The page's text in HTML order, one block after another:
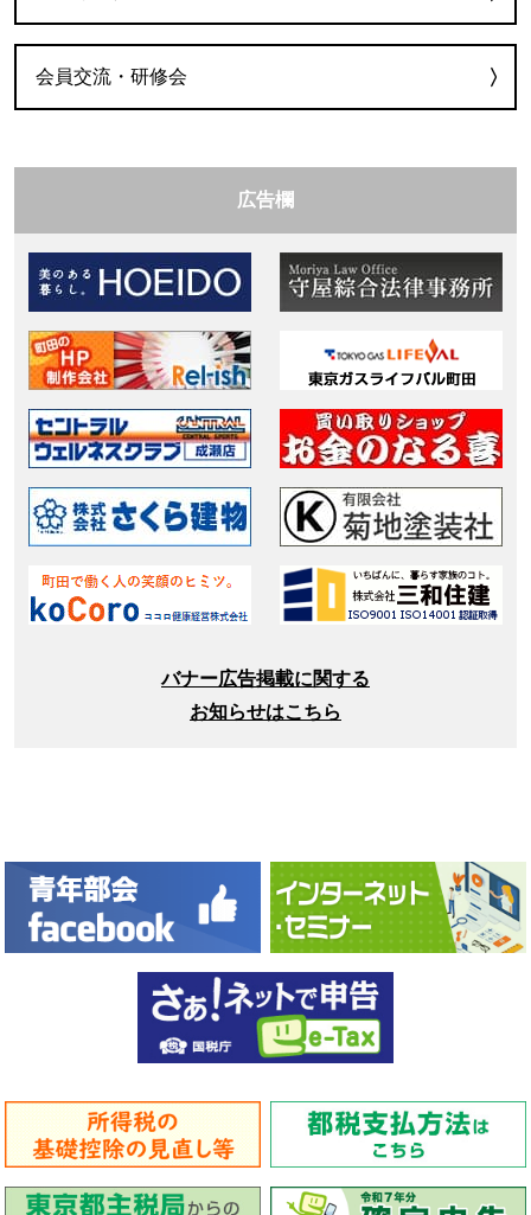
会員交流・研修会
広告欄
バナー広告掲載に関する
お知らせはこちら